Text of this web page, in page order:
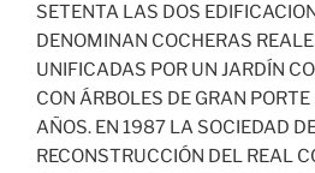
SETENTA LAS DOS
DENOMINAN COCHERAS
UNIFICADAS POR UN JARDÍN
CON ÁRBOLES DE GRAN
AÑOS. EN 1987 LA SOCIEDAD
RECONSTRUCCIÓN DEL REAL